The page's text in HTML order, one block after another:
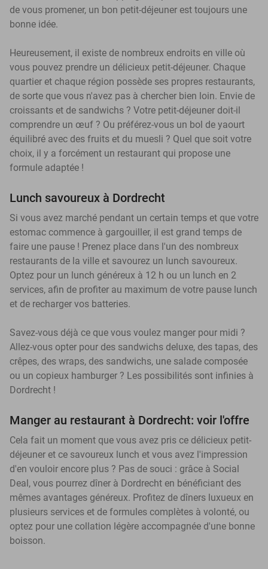
de vous promener, un bon petit-déjeuner est toujours une
bonne idée.
Heureusement, il existe de nombreux endroits en ville où
vous pouvez prendre un délicieux petit-déjeuner. Chaque
quartier et chaque région possède ses propres restaurants,
de sorte que vous n'avez pas à chercher bien loin. Envie de
croissants et de sandwichs ? Votre petit-déjeuner doit-il
comprendre un œuf ? Ou préférez-vous un bol de yaourt
équilibré avec des fruits et du muesli ? Quel que soit votre
choix, il y a forcément un restaurant qui propose une
formule adaptée !
Lunch savoureux à Dordrecht
Si vous avez marché pendant un certain temps et que votre
estomac commence à gargouiller, il est grand temps de
faire une pause ! Prenez place dans l'un des nombreux
restaurants de la ville et savourez un lunch savoureux.
Optez pour un lunch généreux à 12 h ou un lunch en 2
services, afin de profiter au maximum de votre pause lunch
et de recharger vos batteries.
Savez-vous déjà ce que vous voulez manger pour midi ?
Allez-vous opter pour des sandwichs deluxe, des tapas, des
crêpes, des wraps, des sandwichs, une salade composée
ou un copieux hamburger ? Les possibilités sont infinies à
Dordrecht !
Manger au restaurant à Dordrecht: voir l'offre
Cela fait un moment que vous avez pris ce délicieux petit-
déjeuner et ce savoureux lunch et vous avez l'impression
d'en vouloir encore plus ? Pas de souci : grâce à Social
Deal, vous pourrez dîner à Dordrecht en bénéficiant des
mêmes avantages généreux. Profitez de dîners luxueux en
plusieurs services et de formules complètes à volonté, ou
optez pour une collation légère accompagnée d'une bonne
boisson.